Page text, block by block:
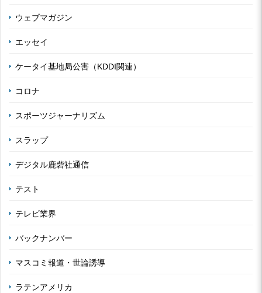
ウェブマガジン
エッセイ
ケータイ基地局公害（KDDI関連）
コロナ
スポーツジャーナリズム
スラップ
デジタル鹿砦社通信
テスト
テレビ業界
バックナンバー
マスコミ報道・世論誘導
ラテンアメリカ